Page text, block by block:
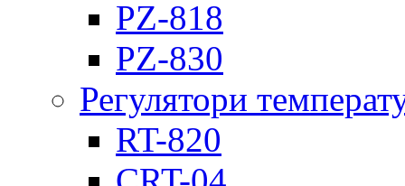
PZ-818
PZ-830
Регулятори
RT-820